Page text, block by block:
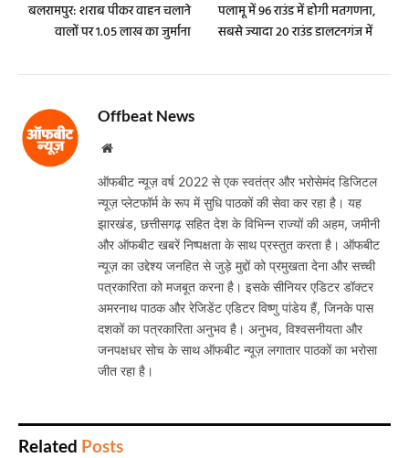
बलरामपुर: शराब पीकर वाहन चलाने
वालों पर 1.05 लाख का जुर्माना
पलामू में 96 राउंड में होगी मतगणना,
सबसे ज्यादा 20 राउंड डालटनगंज में
Offbeat News
Website
ऑफबीट न्यूज़ वर्ष 2022 से एक स्वतंत्र और भरोसेमंद डिजिटल
न्यूज़ प्लेटफॉर्म के रूप में सुधि पाठकों की सेवा कर रहा है। यह
झारखंड, छत्तीसगढ़ सहित देश के विभिन्न राज्यों की अहम, जमीनी
और ऑफबीट खबरें निष्पक्षता के साथ प्रस्तुत करता है। ऑफबीट
न्यूज़ का उद्देश्य जनहित से जुड़े मुद्दों को प्रमुखता देना और सच्ची
पत्रकारिता को मजबूत करना है। इसके सीनियर एडिटर डॉक्टर
अमरनाथ पाठक और रेजिडेंट एडिटर विष्णु पांडेय हैं, जिनके पास
दशकों का पत्रकारिता अनुभव है। अनुभव, विश्वसनीयता और
जनपक्षधर सोच के साथ ऑफबीट न्यूज़ लगातार पाठकों का भरोसा
जीत रहा है।
Related Posts